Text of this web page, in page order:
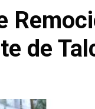
de